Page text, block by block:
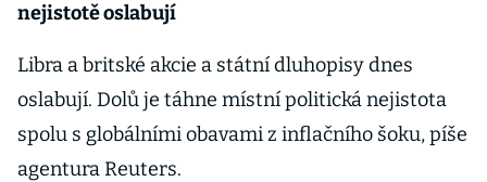
nejistotě oslabují
Libra a britské akcie a státní dluhopisy dnes
oslabují. Dolů je táhne místní politická nejistota
spolu s globálními obavami z inflačního šoku, píše
agentura Reuters.